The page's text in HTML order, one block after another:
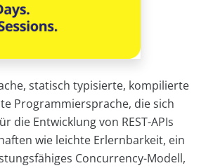
statisch typisierte, kompilierte
Programmiersprache, die sich
die Entwicklung von REST-APIs
wie leichte Erlernbarkeit, ein
Concurrency-Modell,